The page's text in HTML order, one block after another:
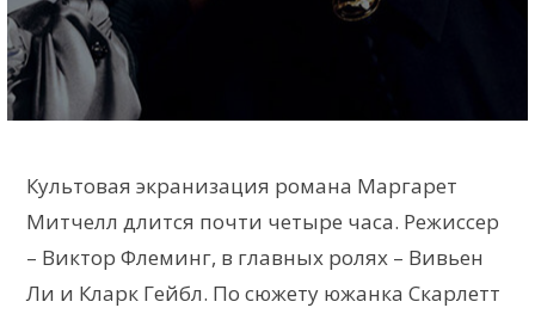
Культовая экранизация романа Маргарет
Митчелл длится почти четыре часа. Режиссер
– Виктор Флеминг, в главных ролях – Вивьен
Ли и Кларк Гейбл. По сюжету южанка Скарлетт